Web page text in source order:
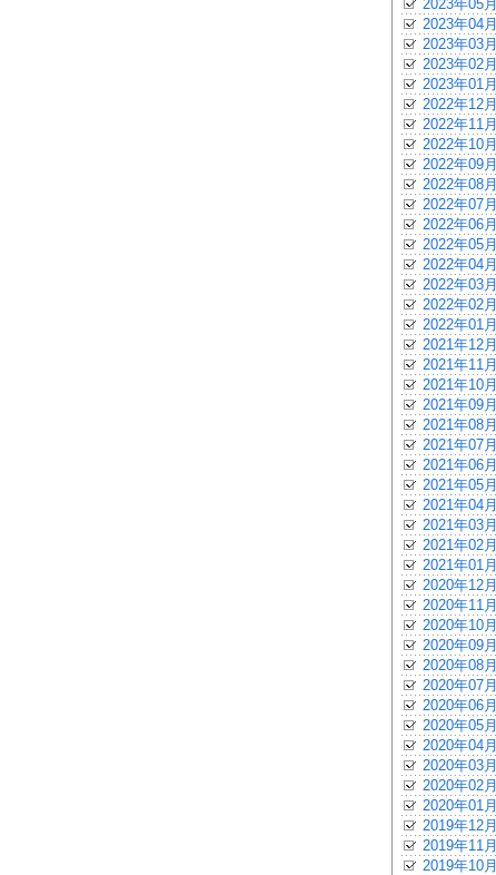
2023年05月
2023年04月
2023年03月
2023年02月
2023年01月
2022年12月
2022年11月
2022年10月
2022年09月
2022年08月
2022年07月
2022年06月
2022年05月
2022年04月
2022年03月
2022年02月
2022年01月
2021年12月
2021年11月
2021年10月
2021年09月
2021年08月
2021年07月
2021年06月
2021年05月
2021年04月
2021年03月
2021年02月
2021年01月
2020年12月
2020年11月
2020年10月
2020年09月
2020年08月
2020年07月
2020年06月
2020年05月
2020年04月
2020年03月
2020年02月
2020年01月
2019年12月
2019年11月
2019年10月